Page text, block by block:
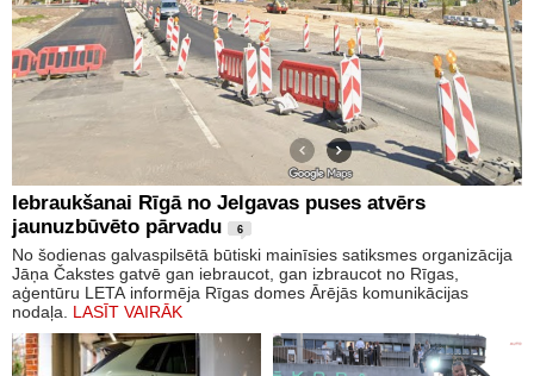
Iebraukšanai Rīgā no Jelgavas puses atvērs
jaunuzbūvēto pārvadu
6
No šodienas galvaspilsētā būtiski mainīsies satiksmes organizācija
Jāņa Čakstes gatvē gan iebraucot, gan izbraucot no Rīgas,
aģentūru LETA informēja Rīgas domes Ārējās komunikācijas
nodaļa. LASĪT VAIRĀK